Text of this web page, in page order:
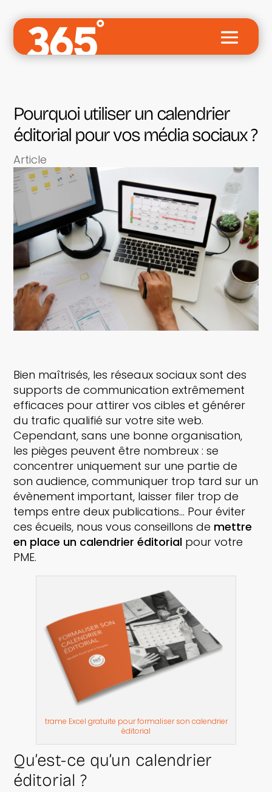
Pourquoi utiliser un calendrier
éditorial pour vos média sociaux ?
Article
Bien maîtrisés, les réseaux sociaux sont des
supports de communication extrêmement
efficaces pour attirer vos cibles et générer
du trafic qualifié sur votre site web.
Cependant, sans une bonne organisation,
les pièges peuvent être nombreux : se
concentrer uniquement sur une partie de
son audience, communiquer trop tard sur un
évènement important, laisser filer trop de
temps entre deux publications… Pour éviter
ces écueils, nous vous conseillons de mettre
en place un calendrier éditorial pour votre
PME.
trame Excel gratuite pour formaliser son calendrier
éditorial
Qu’est-ce qu’un calendrier
éditorial ?